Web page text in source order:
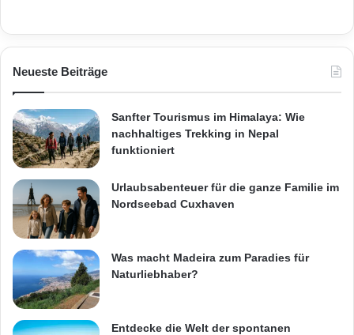
Neueste Beiträge
Sanfter Tourismus im Himalaya: Wie
nachhaltiges Trekking in Nepal
funktioniert
Urlaubsabenteuer für die ganze Familie im
Nordseebad Cuxhaven
Was macht Madeira zum Paradies für
Naturliebhaber?
Entdecke die Welt der spontanen